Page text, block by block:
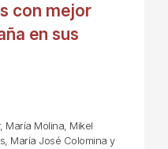
con mejor
en sus
María Molina, Mikel
María José Colomina y